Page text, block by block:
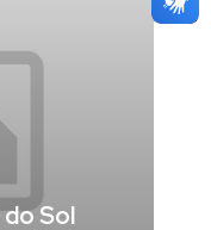
Sol